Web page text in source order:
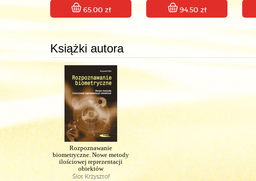
65.00 zł 94.50 zł
Książki autora
Rozpoznawanie
biometryczne. Nowe metody
ilościowej reprezentacji
obiektów
Ślot Krzysztof